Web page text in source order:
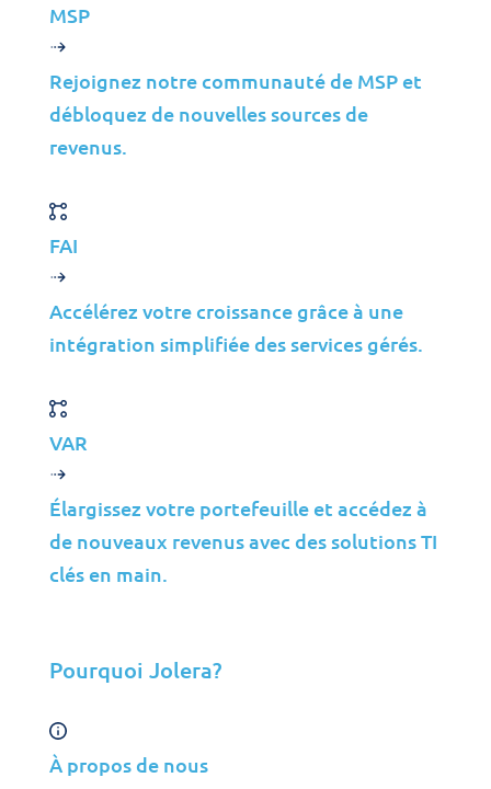
MSP
Rejoignez notre communauté de MSP et
débloquez de nouvelles sources de
revenus.
FAI
Accélérez votre croissance grâce à une
intégration simplifiée des services gérés.
VAR
Élargissez votre portefeuille et accédez à
de nouveaux revenus avec des solutions TI
clés en main.
Pourquoi Jolera?
À propos de nous
©2026 Jolera Inc., Tous droits réservés.
Conditions d’Utilisation
Politique de Confidentialité|
Utilisation Acceptable| Politique de Cookies|Conformité
RGPD
Toutes les Solutions
Gestion des Applications
Support aux Utilisateurs Finaux
Conseil